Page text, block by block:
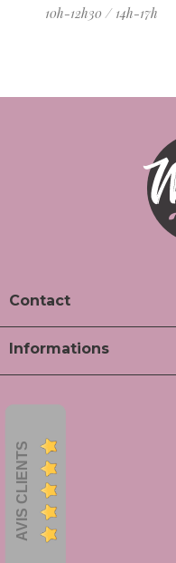
10h-12h30 / 14h-17h
Contact
Informations
AVIS CLIENTS